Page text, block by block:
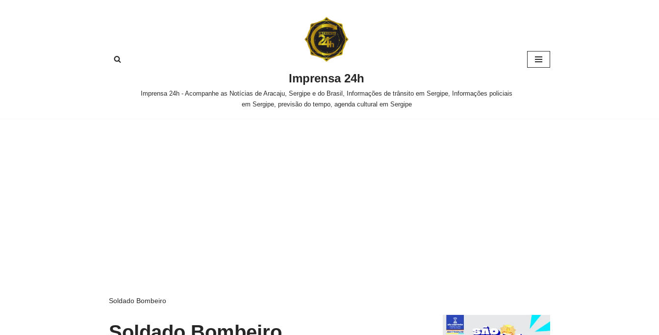
Imprensa 24h
Imprensa 24h - Acompanhe as Notícias de Aracaju, Sergipe e do Brasil, Informações de trânsito em Sergipe, Informações policiais
em Sergipe, previsão do tempo, agenda cultural em Sergipe
Soldado Bombeiro